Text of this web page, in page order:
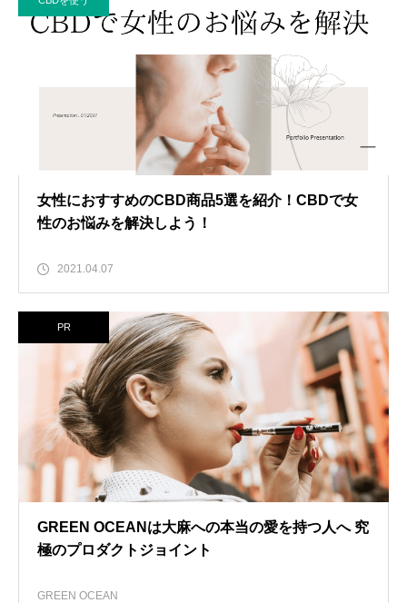
女性におすすめのCBD商品5選を紹介！CBDで女
性のお悩みを解決しよう！
2021.04.07
PR
GREEN OCEANは大麻への本当の愛を持つ人へ 究
極のプロダクトジョイント
GREEN OCEAN